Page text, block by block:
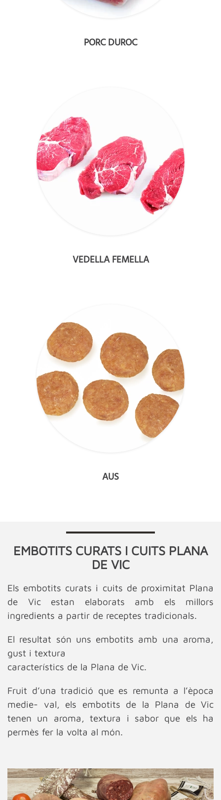
PORC DUROC
VEDELLA FEMELLA
AUS
EMBOTITS CURATS I CUITS PLANA
DE VIC
Els embotits curats i cuits de proximitat Plana
de Vic estan elaborats amb els millors
ingredients a partir de receptes tradicionals.
El resultat són uns embotits amb una aroma,
gust i textura
característics de la Plana de Vic.
Fruit d’una tradició que es remunta a l’època
medie- val, els embotits de la Plana de Vic
tenen un aroma, textura i sabor que els ha
permès fer la volta al món.